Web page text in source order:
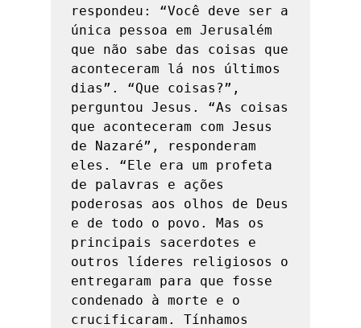
respondeu: “Você deve ser a
única pessoa em Jerusalém
que não sabe das coisas que
aconteceram lá nos últimos
dias”. “Que coisas?”,
perguntou Jesus. “As coisas
que aconteceram com Jesus
de Nazaré”, responderam
eles. “Ele era um profeta
de palavras e ações
poderosas aos olhos de Deus
e de todo o povo. Mas os
principais sacerdotes e
outros líderes religiosos o
entregaram para que fosse
condenado à morte e o
crucificaram. Tínhamos